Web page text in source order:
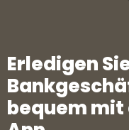
Erledigen
bequem mit